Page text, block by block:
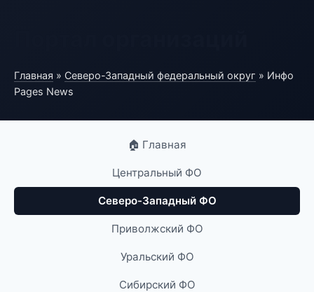
Главная » Северо-Западный федеральный округ » Инфо
Pages News
🏠 Главная
Центральный ФО
Северо-Западный ФО
Приволжский ФО
Уральский ФО
Сибирский ФО